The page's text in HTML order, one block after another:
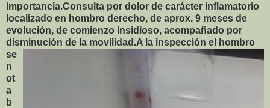
importancia.Consulta por dolor de carácter inflamatorio
localizado en hombro derecho, de aprox. 9 meses de
evolución, de comienzo insidioso, acompañado por
disminución de la movilidad.A la inspección el hombro
se
n
ot
a
b